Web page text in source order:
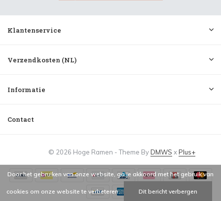
Klantenservice
Verzendkosten (NL)
Informatie
Contact
© 2026 Hoge Ramen - Theme ByDMWS xPlus+
Door het gebruiken van onze website, ga je akkoord met het gebruik van
cookies om onze website te verbeteren. Dit bericht verbergen